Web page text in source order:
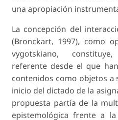
una apropiación
La concepción del
(Bronckart, 1997), como
vygotskiano,
referente desde el que
contenidos como objetos a
inicio del dictado de la
propuesta partía de la
epistemológica frente a